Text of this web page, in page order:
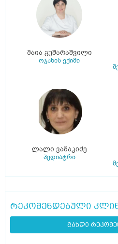
მაია გუშარაშვილი
ოჯახის ექიმი
ლალი ვაშაკიძე
პედიატრი
რეკომენდებული
გახდი